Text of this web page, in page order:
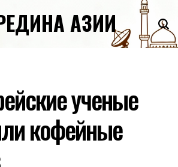
АЗИИ
ученые
кофейные